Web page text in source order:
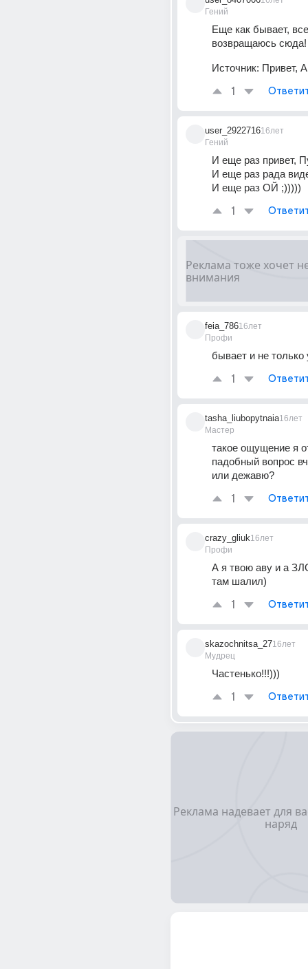
Гений
Еще как бывает,
возвращаюсь
Источник: Привет,
1
user_2922716
Гений
16лет
И еще раз привет,
И еще раз рада
И еще раз ОЙ ;)))))
1
feia_786
Профи
16лет
бывает и не только
1
tasha_liubopytnaia
Мастер
16лет
такое ощущение я
падобный вопрос
или дежавю?
1
crazy_gliuk
Профи
16лет
А я твою аву и а
там шалил)
1
skazochnitsa_27
Мудрец
16лет
Частенько!!!)))
1